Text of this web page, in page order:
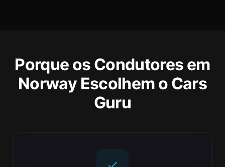
Porque os Condutores em
Norway Escolhem o Cars
Guru